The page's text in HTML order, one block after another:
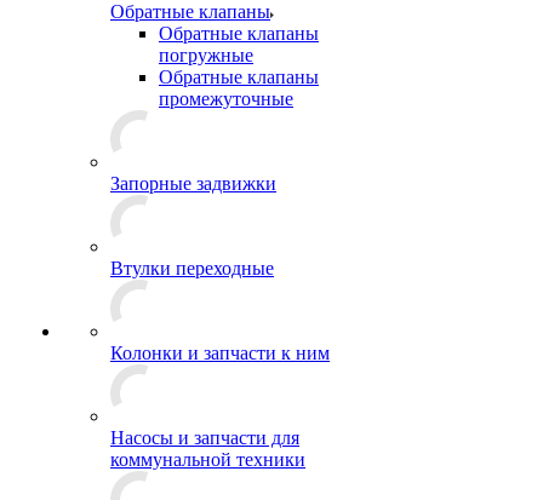
Обратные клапаны
Обратные клапаны
погружные
Обратные клапаны
промежуточные
Запорные задвижки
Втулки переходные
Колонки и запчасти к ним
Насосы и запчасти для
коммунальной техники